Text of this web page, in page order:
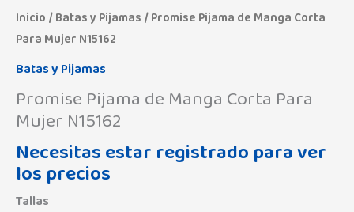
Inicio /Batas y Pijamas / Promise Pijama de Manga Corta
Para Mujer N15162
Batas y Pijamas
Promise Pijama de Manga Corta Para
Mujer N15162
Necesitas estar registrado para ver
los precios
Tallas
cantidad